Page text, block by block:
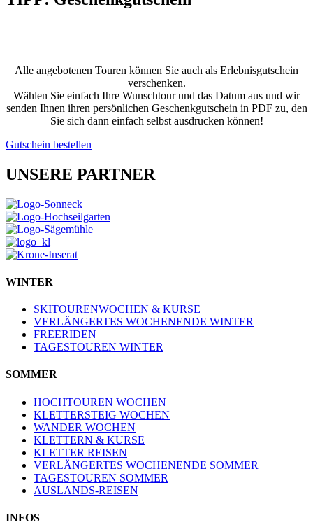
Alle angebotenen Touren können Sie auch als Erlebnisgutschein
verschenken.
Wählen Sie einfach Ihre Wunschtour und das Datum aus und wir
senden Ihnen ihren persönlichen Geschenkgutschein in PDF zu, den
Sie sich dann einfach selbst ausdrucken können!
Gutschein bestellen
UNSERE PARTNER
WINTER
SKITOURENWOCHEN & KURSE
VERLÄNGERTES WOCHENENDE WINTER
FREERIDEN
TAGESTOUREN WINTER
SOMMER
HOCHTOUREN WOCHEN
KLETTERSTEIG WOCHEN
WANDER WOCHEN
KLETTERN & KURSE
KLETTER REISEN
VERLÄNGERTES WOCHENENDE SOMMER
TAGESTOUREN SOMMER
AUSLANDS-REISEN
INFOS